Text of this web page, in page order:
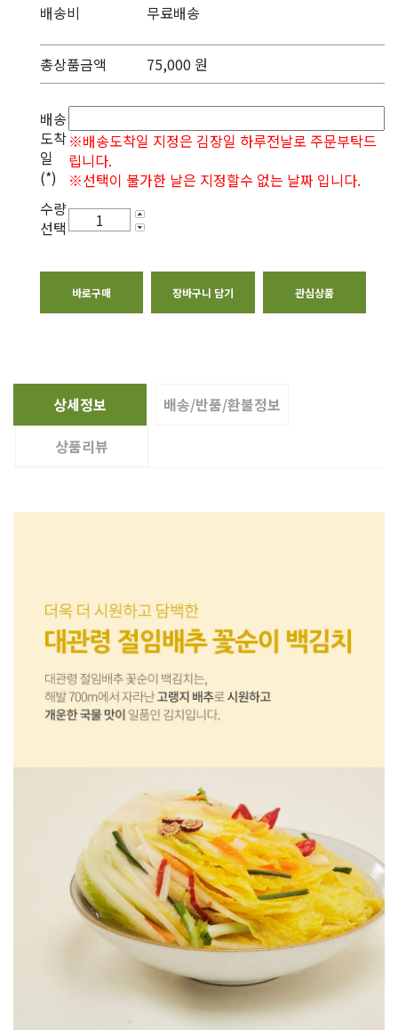
배송비
무료배송
총상품금액 75,000 원
배송
도착
일
(*)
※배송도착일 지정은 김장일 하루전날로 주문부탁드
립니다.
※선택이 불가한 날은 지정할수 없는 날짜 입니다.
수량
선택
바로구매 장바구니 담기 관심상품
상세정보
배송/반품/환불정보
상품리뷰